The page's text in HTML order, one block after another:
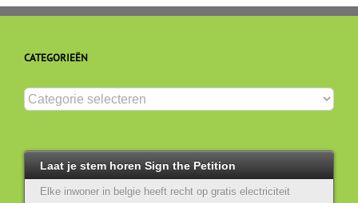
CATEGORIEËN
Categorieën
Laat je stem horen Sign the Petition
Elke inwoner in belgie heeft recht op gratis electriciteit